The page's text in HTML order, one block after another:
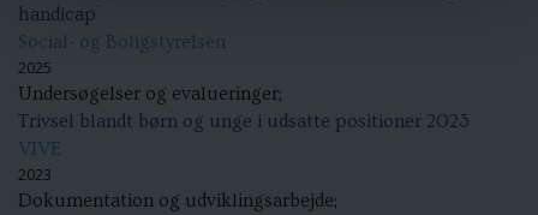
handicap
Social- og Boligstyrelsen
2025
Undersøgelser og evalueringer;
Trivsel blandt børn og unge i udsatte positioner 2023
VIVE
2023
Dokumentation og udviklingsarbejde;